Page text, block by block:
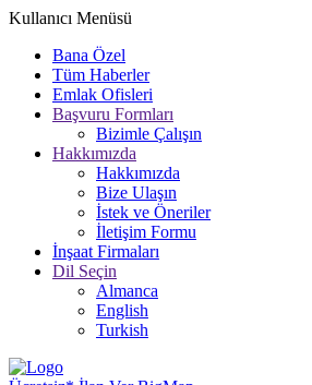
Kullanıcı Menüsü
Bana Özel
Tüm Haberler
Emlak Ofisleri
Başvuru Formları
Bizimle Çalışın
Hakkımızda
Hakkımızda
Bize Ulaşın
İstek ve Öneriler
İletişim Formu
İnşaat Firmaları
Dil Seçin
Almanca
English
Turkish